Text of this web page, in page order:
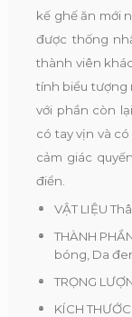
kế ghế ăn mới
được thống
thành viên
tính biểu tượng
với phần còn
có tay vịn và
cảm giác
điển.
VẬT LIỆU
THÀNH
bóng, Da
TRỌNG
KÍCH